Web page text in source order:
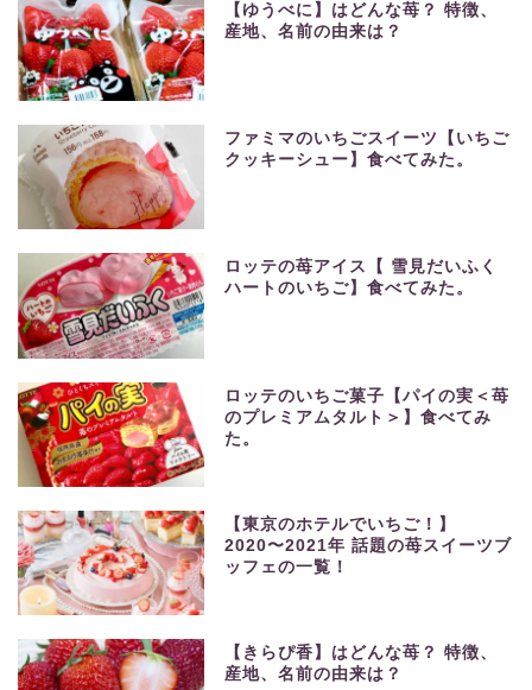
【ゆうべに】はどんな苺？ 特徴、
産地、名前の由来は？
ファミマのいちごスイーツ【いちご
クッキーシュー】食べてみた。
ロッテの苺アイス【 雪見だいふく
ハートのいちご】食べてみた。
ロッテのいちご菓子【パイの実＜苺
のプレミアムタルト＞】食べてみ
た。
【東京のホテルでいちご！】
2020〜2021年 話題の苺スイーツブ
ッフェの一覧！
【きらぴ香】はどんな苺？ 特徴、
産地、名前の由来は？